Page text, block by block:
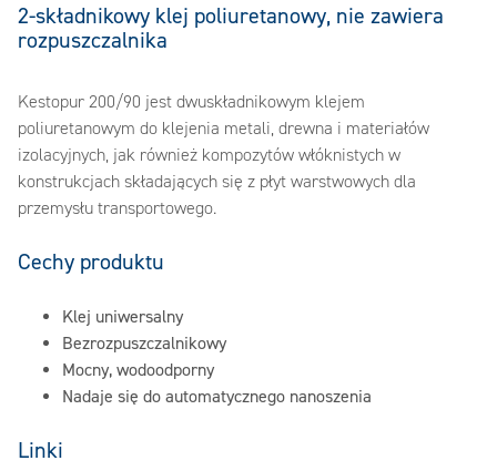
2-składnikowy klej poliuretanowy, nie zawiera
rozpuszczalnika
Kestopur 200/90 jest dwuskładnikowym klejem
poliuretanowym do klejenia metali, drewna i materiałów
izolacyjnych, jak również kompozytów włóknistych w
konstrukcjach składających się z płyt warstwowych dla
przemysłu transportowego.
Cechy produktu
Klej uniwersalny
Bezrozpuszczalnikowy
Mocny, wodoodporny
Nadaje się do automatycznego nanoszenia
Linki